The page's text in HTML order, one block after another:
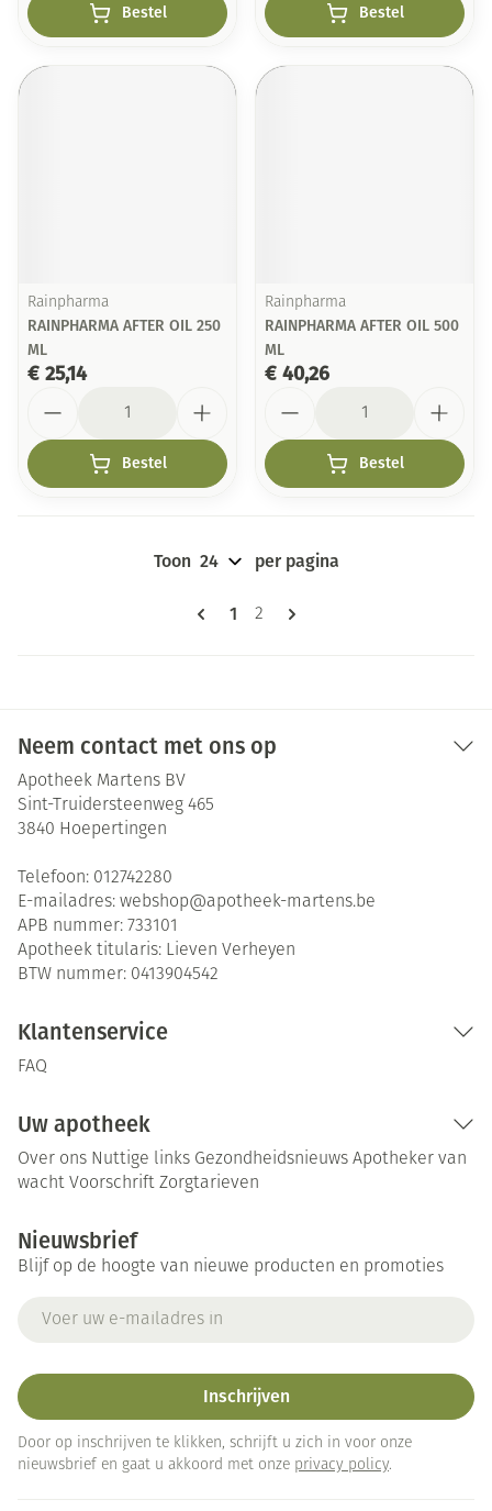
Bestel Bestel
Rainpharma
RAINPHARMA AFTER OIL 250
ML
€ 25,14
Bestel
Rainpharma
RAINPHARMA AFTER OIL 500
ML
€ 40,26
Bestel
Pagina's
U lees momenteel pagina
1 Pagina
2
Toon per pagina
Neem contact met ons op
Apotheek Martens BV
Sint-Truidersteenweg 465
3840 Hoepertingen
Telefoon: 012742280
E-mailadres: webshop@apotheek-martens.be
APB nummer: 733101
Apotheek titularis: Lieven Verheyen
BTW nummer: 0413904542
Klantenservice
FAQ
Uw apotheek
Over ons Nuttige links Gezondheidsnieuws Apotheker van
wacht Voorschrift Zorgtarieven
Nieuwsbrief
Blijf op de hoogte van nieuwe producten en promoties
Inschrijven
Door op inschrijven te klikken, schrijft u zich in voor onze
nieuwsbrief en gaat u akkoord met onze privacy policy.